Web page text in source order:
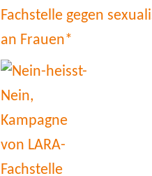
Fachstelle gegen
an Frauen*